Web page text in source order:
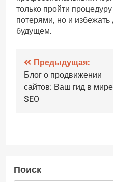
только пройти
потерями, но и
будущем.
Навигация
по
записям
Предыдущая:
Блог о продвижении
сайтов: Ваш гид в мире
SEO
Поиск